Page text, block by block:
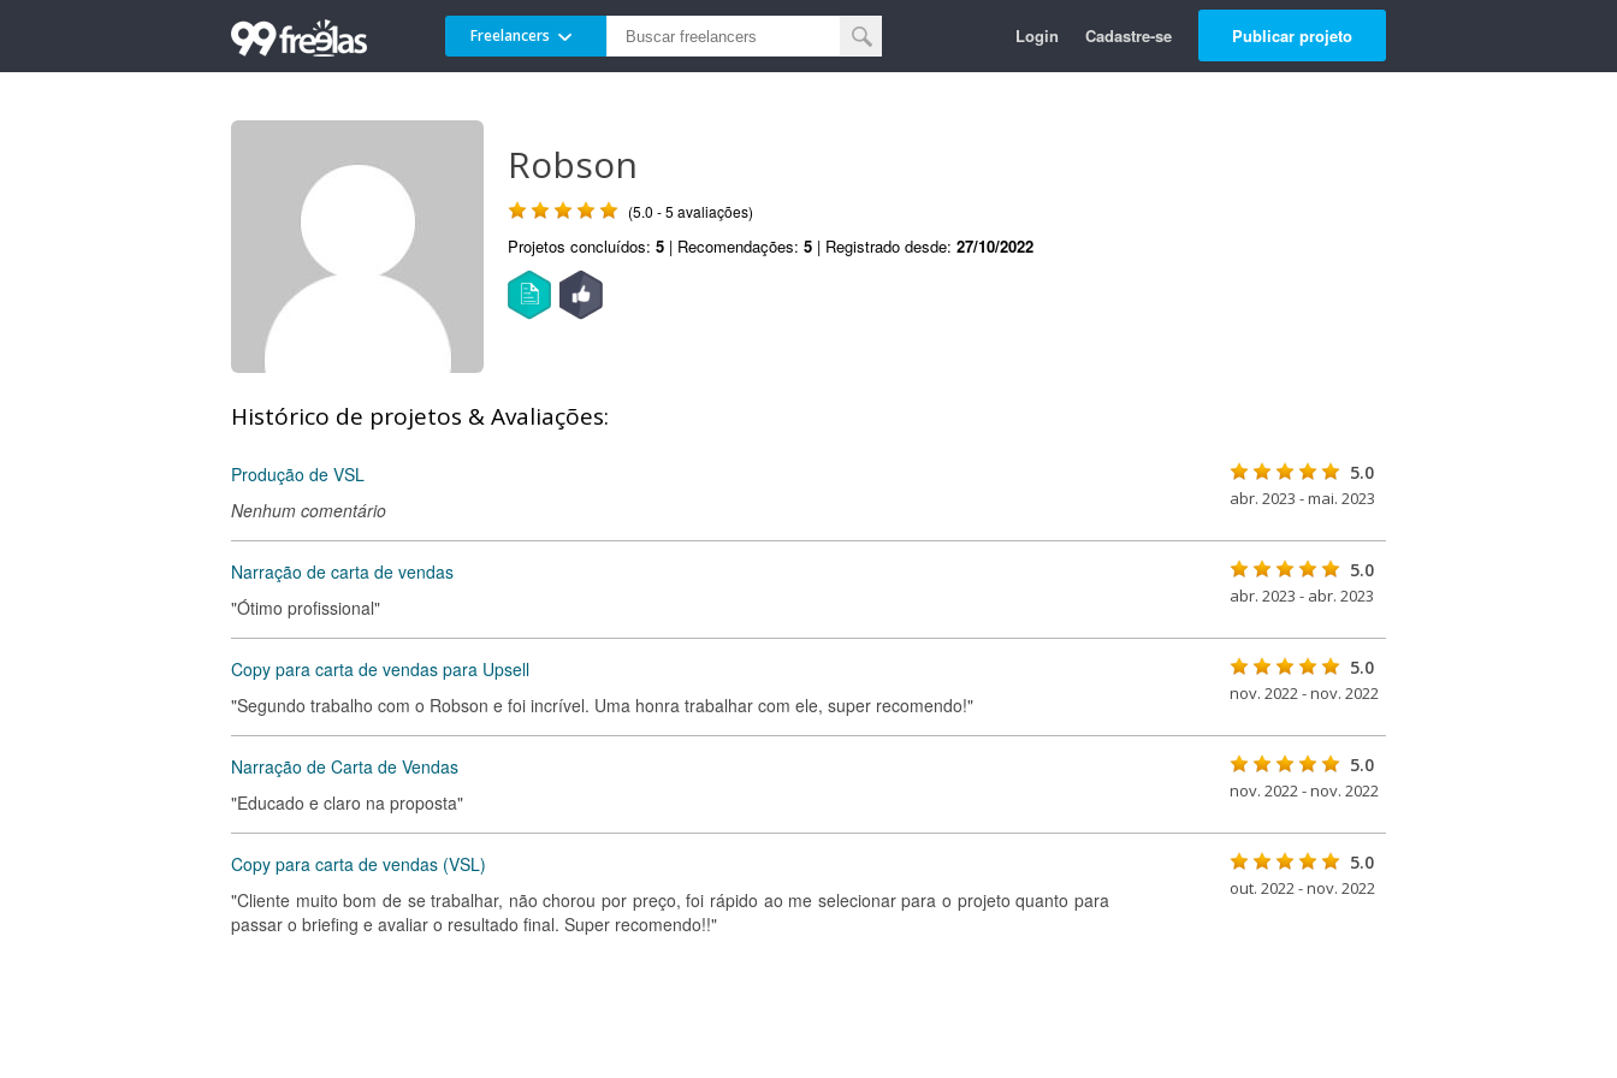
Freelancers Login Cadastre-se Publicar projeto
Robson
(5.0 - 5 avaliações)
Projetos concluídos: 5 | Recomendações: 5 | Registrado desde: 27/10/2022
Histórico de projetos & Avaliações:
Produção de VSL
Nenhum comentário
5.0
abr. 2023 - mai. 2023
Narração de carta de vendas
"Ótimo profissional"
5.0
abr. 2023 - abr. 2023
Copy para carta de vendas para Upsell
"Segundo trabalho com o Robson e foi incrível. Uma honra trabalhar com ele, super recomendo!"
5.0
nov. 2022 - nov. 2022
Narração de Carta de Vendas
"Educado e claro na proposta"
5.0
nov. 2022 - nov. 2022
Copy para carta de vendas (VSL)
"Cliente muito bom de se trabalhar, não chorou por preço, foi rápido ao me selecionar para o projeto quanto para
passar o briefing e avaliar o resultado final. Super recomendo!!"
5.0
out. 2022 - nov. 2022